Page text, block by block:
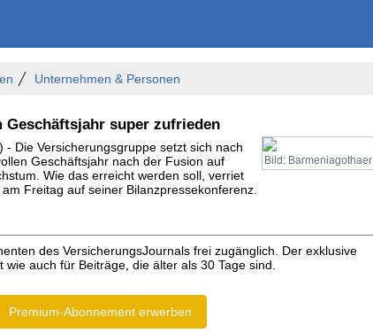
Unternehmen & Personen
super zufrieden
Bild: Barmeniagothaer
- Die Versicherungsgruppe setzt sich nach
Geschäftsjahr nach der Fusion auf
Wie das erreicht werden soll, verriet
Freitag auf seiner Bilanzpressekonferenz.
des VersicherungsJournals frei zugänglich. Der exklusive
auch für Beiträge, die älter als 30 Tage sind.
Premium-Abonnement erwerben